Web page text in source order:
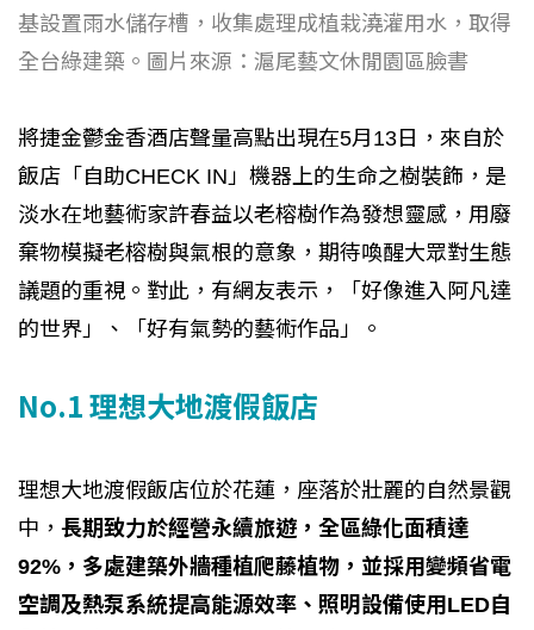
基設置雨水儲存槽，收集處理成植栽澆灌用水，取得
全台綠建築。圖片來源：滬尾藝文休閒園區臉書
將捷金鬱金香酒店聲量高點出現在5月13日，來自於
飯店「自助CHECK IN」機器上的生命之樹裝飾，是
淡水在地藝術家許春益以老榕樹作為發想靈感，用廢
棄物模擬老榕樹與氣根的意象，期待喚醒大眾對生態
議題的重視。對此，有網友表示，「好像進入阿凡達
的世界」、「好有氣勢的藝術作品」。
No.1 理想大地渡假飯店
理想大地渡假飯店位於花蓮，座落於壯麗的自然景觀
中， 長期致力於經營永續旅遊，全區綠化面積達
92%，多處建築外牆種植爬藤植物，並採用變頻省電
空調及熱泵系統提高能源效率、照明設備使用LED自